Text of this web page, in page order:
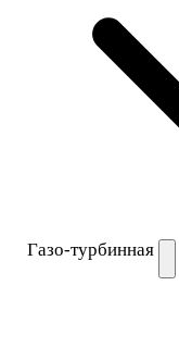
Газо-турбинная